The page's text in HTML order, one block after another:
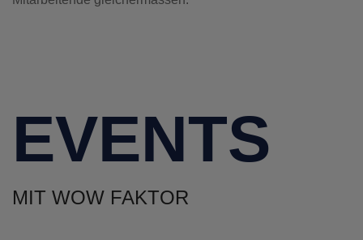
EVENTS
MIT WOW FAKTOR